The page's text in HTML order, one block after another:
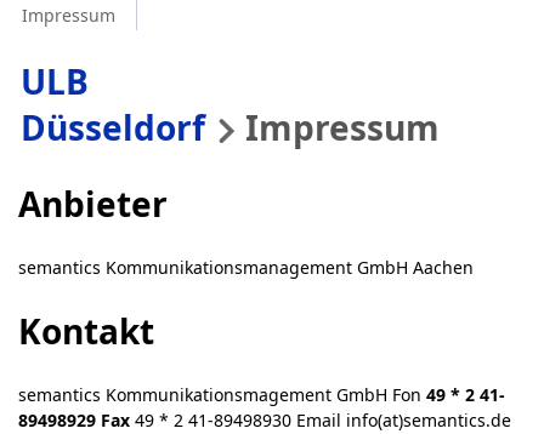
Impressum
ULB
Düsseldorf
Impressum
Anbieter
semantics Kommunikationsmanagement GmbH Aachen
Kontakt
semantics Kommunikationsmagement GmbH Fon 49 * 2 41-
89498929 Fax 49 * 2 41-89498930 Email info(at)semantics.de